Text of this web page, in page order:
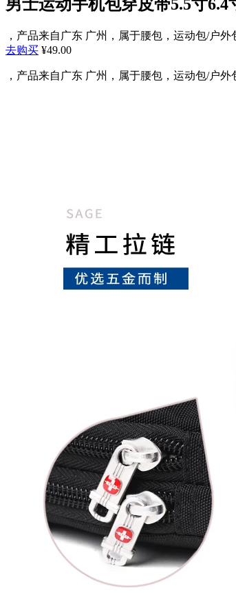
男士运动手机包穿皮带5.5寸
，产品来自广东 广州，属于腰包，运动包/户
去购买 ¥49.00
，产品来自广东 广州，属于腰包，运动包/户